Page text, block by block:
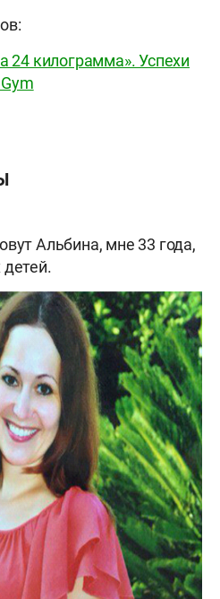
24 килограмма». Успехи
Альбина, мне 33 года,